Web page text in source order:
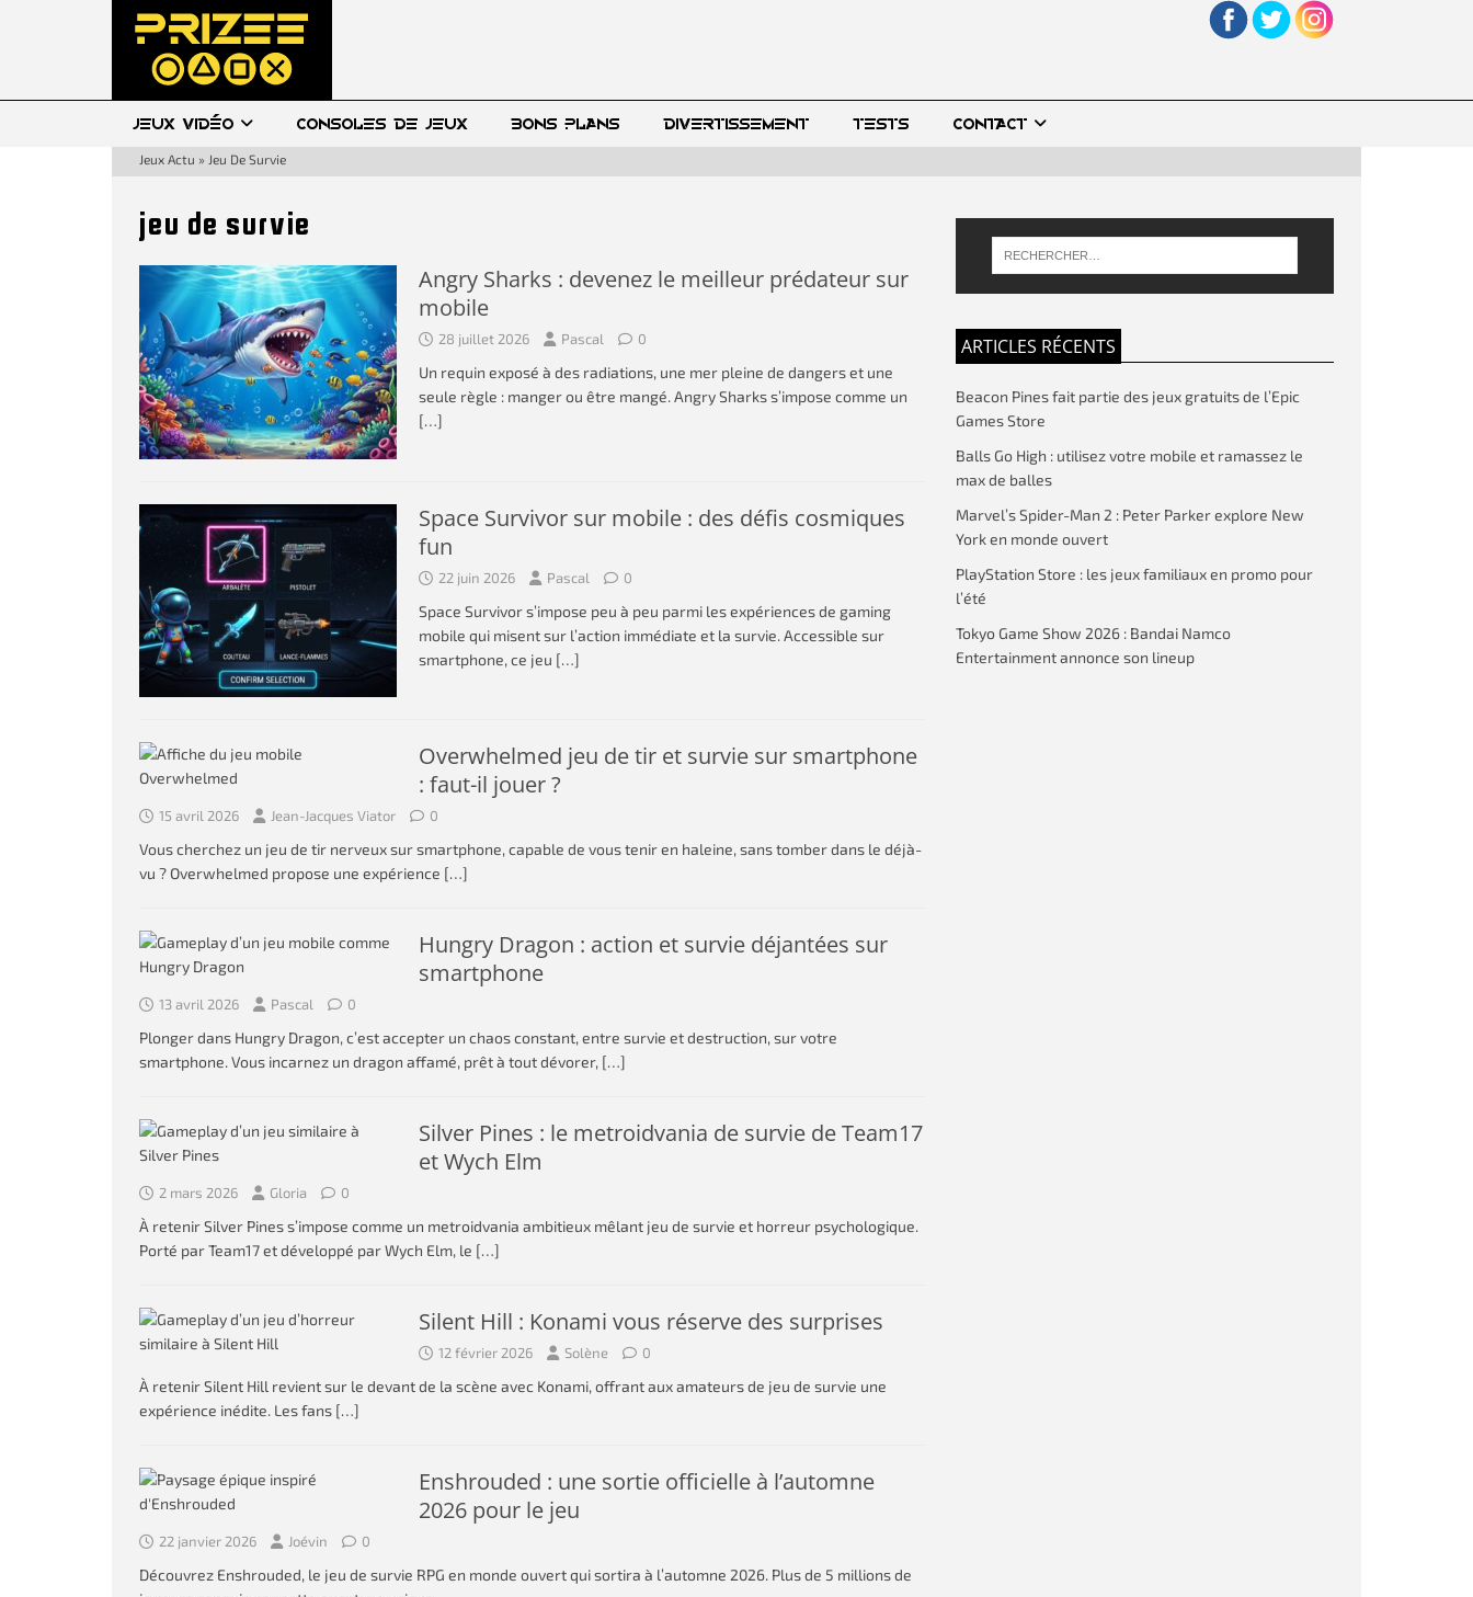
JEUX VIDÉO CONSOLES DE JEUX BONS PLANS DIVERTISSEMENT TESTS CONTACT
Jeux Actu » Jeu De Survie
jeu de survie
Angry Sharks : devenez le meilleur prédateur sur
mobile
28 juillet 2026 Pascal 0
Un requin exposé à des radiations, une mer pleine de dangers et une
seule règle : manger ou être mangé. Angry Sharks s’impose comme un
[…]
Space Survivor sur mobile : des défis cosmiques
fun
22 juin 2026 Pascal 0
Space Survivor s’impose peu à peu parmi les expériences de gaming
mobile qui misent sur l’action immédiate et la survie. Accessible sur
smartphone, ce jeu […]
Overwhelmed jeu de tir et survie sur smartphone
: faut-il jouer ?
15 avril 2026 Jean-Jacques Viator 0
Vous cherchez un jeu de tir nerveux sur smartphone, capable de vous tenir en haleine, sans tomber dans le déjà-
vu ? Overwhelmed propose une expérience […]
Hungry Dragon : action et survie déjantées sur
smartphone
13 avril 2026 Pascal 0
Plonger dans Hungry Dragon, c’est accepter un chaos constant, entre survie et destruction, sur votre
smartphone. Vous incarnez un dragon affamé, prêt à tout dévorer, […]
Silver Pines : le metroidvania de survie de Team17
et Wych Elm
2 mars 2026 Gloria 0
À retenir Silver Pines s’impose comme un metroidvania ambitieux mêlant jeu de survie et horreur psychologique.
Porté par Team17 et développé par Wych Elm, le […]
Silent Hill : Konami vous réserve des surprises
12 février 2026 Solène 0
À retenir Silent Hill revient sur le devant de la scène avec Konami, offrant aux amateurs de jeu de survie une
expérience inédite. Les fans […]
Enshrouded : une sortie officielle à l’automne
2026 pour le jeu
22 janvier 2026 Joévin 0
Découvrez Enshrouded, le jeu de survie RPG en monde ouvert qui sortira à l’automne 2026. Plus de 5 millions de
ARTICLES RÉCENTS
Beacon Pines fait partie des jeux gratuits de l’Epic
Games Store
Balls Go High : utilisez votre mobile et ramassez le
max de balles
Marvel’s Spider-Man 2 : Peter Parker explore New
York en monde ouvert
PlayStation Store : les jeux familiaux en promo pour
l’été
Tokyo Game Show 2026 : Bandai Namco
Entertainment annonce son lineup